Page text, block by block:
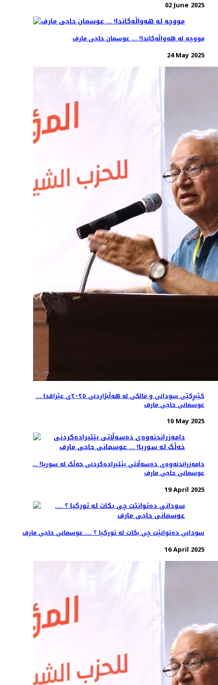
02 June 2025
مووچە لە هەواڵەکاندا! ... عوسمان حاجی مارف
24 May 2025
کێبڕکێی سودانی و مالکی لە هەڵبژاردنی ٢٠٢٥ی عێراقدا ...
عوسمانی حاجی مارف
10 May 2025
دامەزراندنەوەی دەسەڵاتی بێئیرادەکردنی خەڵک لە سوریا! …
عوسمانی حاجی مارف
19 April 2025
سودانی دەتوانێت چی بکات لە تورکیا ؟ …. عوسمانی حاجی مارف
16 April 2025